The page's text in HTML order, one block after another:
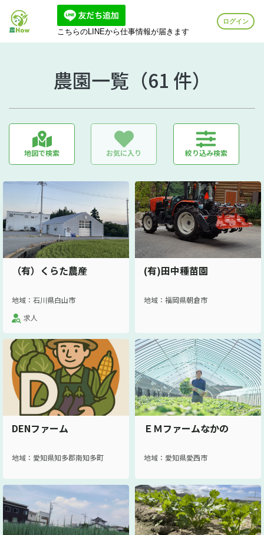
こちらのLINEから仕事情報が届きます
ログイン
農園一覧（61 件）
地図で検索 お気に入り 絞り込み検索
（有）くらた農産
地域：石川県白山市
求人
(有)田中種苗園
地域：福岡県朝倉市
DENファーム
地域：愛知県知多郡南知多町
ＥＭファームなかの
地域：愛知県愛西市